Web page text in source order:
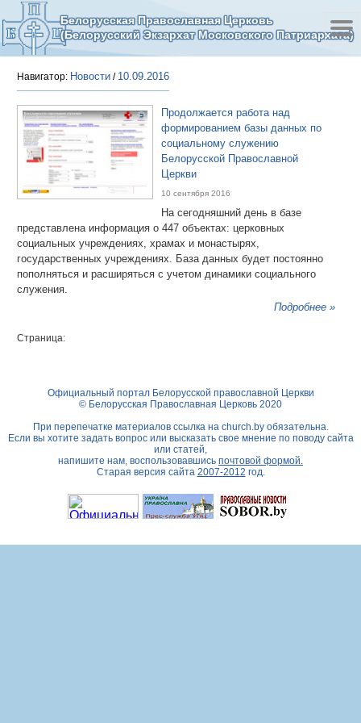
Белорусская Православная Церковь
(Белорусский Экзархат Московского Патриархата)
Навигатор: Новости / 10.09.2016
Продолжается работа над
формированием базы данных по
социальному служению
Белорусской Православной
Церкви
10 сентября 2016
На сегодняшний день в базе
представлена информация о 447 объектах: церковных
социальных учреждениях, храмах и монастырях,
государственных учреждениях. База данных будет постоянно
пополняться и расширяться с учетом динамики социального
служения.
Подробнее »
Страница:
Официальный портал Белорусской православной Церкви
© Белорусская Православная Церковь 2020
При перепечатке материалов ссылка на church.byобязательна.
Если вы хотите задать вопрос или высказать свое мнение по поводу сайта
или статей,
напишите нам, воспользовавшись почтовой формой.
Старая версия сайта 2007-2012 год.